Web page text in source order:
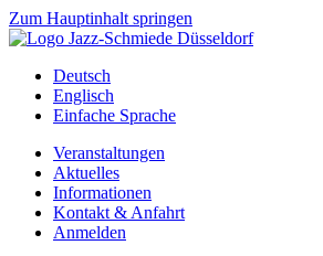
Zum Hauptinhalt springen
Deutsch
Englisch
Einfache Sprache
Veranstaltungen
Aktuelles
Informationen
Kontakt & Anfahrt
Anmelden